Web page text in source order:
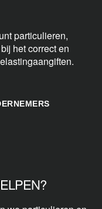
particulieren,
het correct en